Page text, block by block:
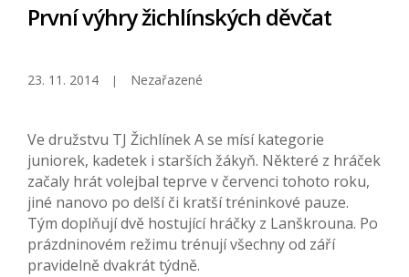
První výhry žichlínských děvčat
23. 11. 2014 Nezařazené
Ve družstvu TJ Žichlínek A se mísí kategorie
juniorek, kadetek i starších žákyň. Některé z hráček
začaly hrát volejbal teprve v červenci tohoto roku,
jiné nanovo po delší či kratší tréninkové pauze.
Tým doplňují dvě hostující hráčky z Lanškrouna. Po
prázdninovém režimu trénují všechny od září
pravidelně dvakrát týdně.